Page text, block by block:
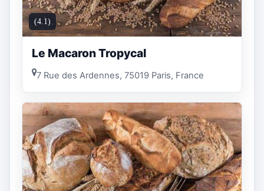
(4.1)
Le Macaron Tropycal
7 Rue des Ardennes, 75019 Paris, France